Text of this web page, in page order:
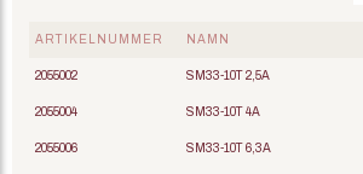
ARTIKELNUMMER NAMN
2055002 SM33-10T 2,5A
2055004 SM33-10T 4A
2055006 SM33-10T 6,3A